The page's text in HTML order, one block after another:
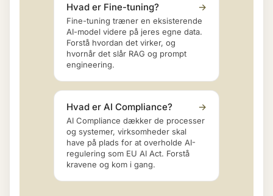
Hvad er Fine-tuning? →
Fine-tuning træner en eksisterende
AI-model videre på jeres egne data.
Forstå hvordan det virker, og
hvornår det slår RAG og prompt
engineering.
Hvad er AI Compliance? →
AI Compliance dækker de processer
og systemer, virksomheder skal
have på plads for at overholde AI-
regulering som EU AI Act. Forstå
kravene og kom i gang.